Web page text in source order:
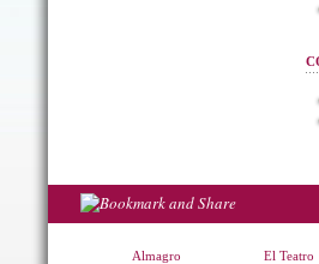
Almagro El Teatro